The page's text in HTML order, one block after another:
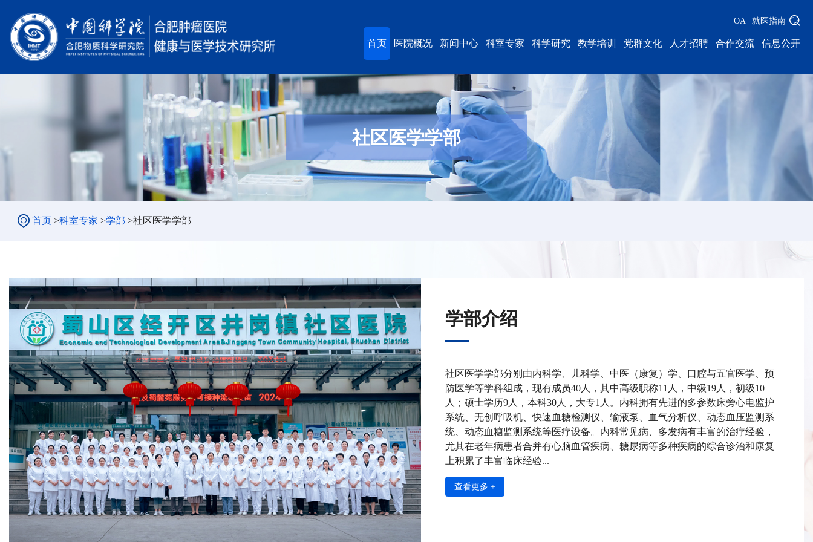
OA 就医指南
首页 医院概况 新闻中心 科室专家 科学研究 教学培训 党群文化 人才招聘 合作交流 信息公开
社区医学学部
首页 >科室专家 >学部 >社区医学学部
学部介绍
社区医学学部分别由内科学、儿科学、中医（康复）学、口腔与五官医学、预
防医学等学科组成，现有成员40人，其中高级职称11人，中级19人，初级10
人；硕士学历9人，本科30人，大专1人。内科拥有先进的多参数床旁心电监护
系统、无创呼吸机、快速血糖检测仪、输液泵、血气分析仪、动态血压监测系
统、动态血糖监测系统等医疗设备。内科常见病、多发病有丰富的治疗经验，
尤其在老年病患者合并有心脑血管疾病、糖尿病等多种疾病的综合诊治和康复
上积累了丰富临床经验...
查看更多 +